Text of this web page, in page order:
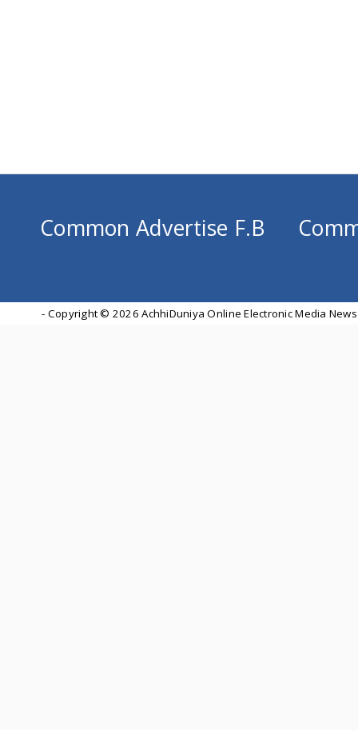
Common Advertise F.B
- Copyright © 2026 AchhiDuniya Online Electronic Media